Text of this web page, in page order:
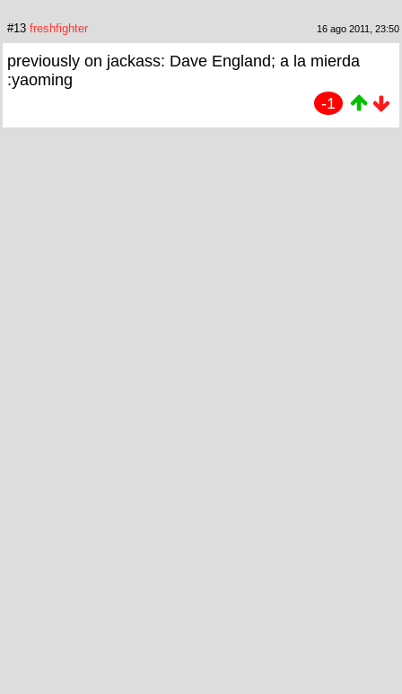
#13 freshfighter 16 ago 2011, 23:50
previously on jackass: Dave England; a la mierda
:yaoming
-1